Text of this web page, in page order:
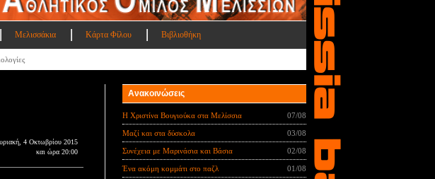
Μελισσάκια Κάρτα Φίλου Βιβλιοθήκη
4 Οκτωβρίου 2015
και ώρα 20:00
Ανακοινώσεις
Η Χριστίνα Βουγιούκα στα Μελίσσια 07/08
Μαζί και στα δύσκολα 03/08
Συνέχεια με Μαρινάσια και Βάσια 02/08
Ένα ακόμη κομμάτι στο παζλ 01/08